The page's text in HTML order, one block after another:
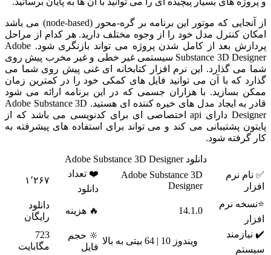
از آنجایی که موتور این برنامه بر گره-محور (node-based) می باشد
امکان کنترل مدل خود را از وجوه مختلف دارید. هر کدام از مراحل
پردازش بعد از کامل شدن پروژه می تواند بازنگری شود. Adobe
Substance 3D Designer سیستمی غیر خطی و غیر مخرب پیش روی
شما می گذارد. این نرم افزار کتابخانه ای غنی پیش روی شما می
گذارد که با آن می توانید فایل های کمکی خود را در کمترین زمان
ممکن بسازید. با هزاران جسمی که در این برنامه ارائه می شود
قادر به ایجاد مدل های خیره کننده ای هستید. Adobe Substance 3D
Designer دارای api اختصاصی ای برای کدنویسی می باشد که از
پایتون پشتیبانی می کند و می تواند برای استفاده های پیشرفته به
کار گرفته شود.
دانلود Adobe Substance 3D Designer
✅ نام نرم
افزار
Adobe Substance 3D
Designer
❤️ تعداد
دانلود
۱٬۲۶۷
⭐نسخه نرم
افزار
14.1.0 🔥 هزینه
دانلود
رایگان
✔️ نیازمند
سیستم
ویندوز 10 | 64 بیتی به بالا
🔆 حجم
فایل
723
مگابایت